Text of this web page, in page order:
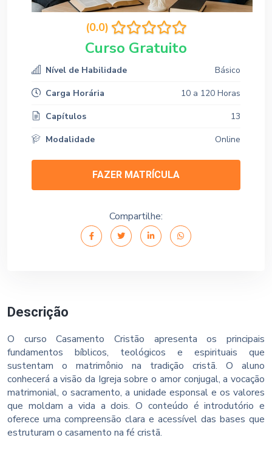
Descrição
O curso Casamento Cristão apresenta os principais
fundamentos bíblicos, teológicos e espirituais que
sustentam o matrimônio na tradição cristã. O aluno
conhecerá a visão da Igreja sobre o amor conjugal, a vocação
matrimonial, o sacramento, a unidade esponsal e os valores
que moldam a vida a dois. O conteúdo é introdutório e
oferece uma compreensão clara e acessível das bases que
estruturam o casamento na fé cristã.
(0.0)
Curso Gratuito
Nível de Habilidade
Básico
Carga Horária
10 a 120 Horas
Capítulos
13
Modalidade
Online
FAZER MATRÍCULA
Compartilhe: